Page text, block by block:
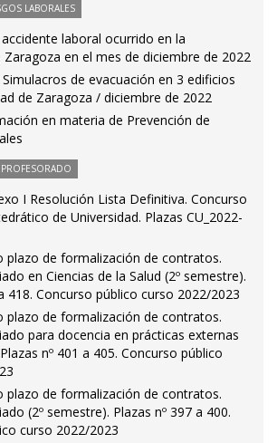
LABORALES
laboral ocurrido en la
Zaragoza en el mes de diciembre de 2022
de evacuación en 3 edificios
de Zaragoza / diciembre de 2022
en materia de Prevención de
I Resolución Lista Definitiva. Concurso
de Universidad. Plazas CU_2022-
plazo de formalización de contratos.
en Ciencias de la Salud (2º semestre).
418. Concurso público curso 2022/2023
plazo de formalización de contratos.
para docencia en prácticas externas
nº 401 a 405. Concurso público
plazo de formalización de contratos.
(2º semestre). Plazas nº 397 a 400.
curso 2022/2023